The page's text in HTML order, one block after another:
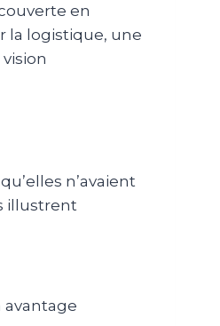
en
la logistique, une
n’avaient
illustrent
avantage